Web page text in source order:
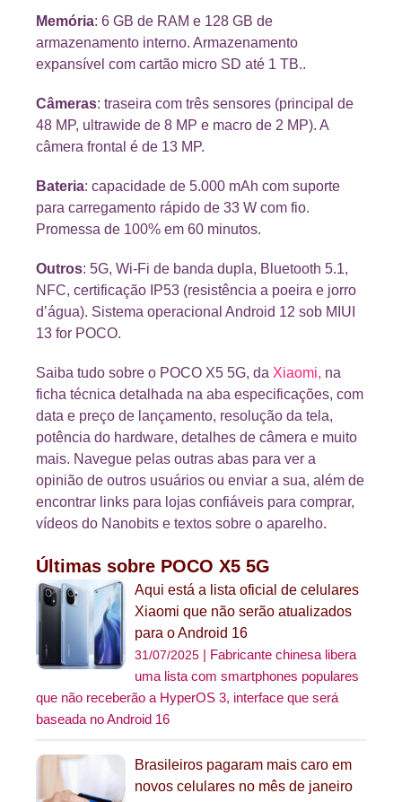
Memória: 6 GB de RAM e 128 GB de
armazenamento interno. Armazenamento
expansível com cartão micro SD até 1 TB..
Câmeras: traseira com três sensores (principal de
48 MP, ultrawide de 8 MP e macro de 2 MP). A
câmera frontal é de 13 MP.
Bateria: capacidade de 5.000 mAh com suporte
para carregamento rápido de 33 W com fio.
Promessa de 100% em 60 minutos.
Outros: 5G, Wi-Fi de banda dupla, Bluetooth 5.1,
NFC, certificação IP53 (resistência a poeira e jorro
d’água). Sistema operacional Android 12 sob MIUI
13 for POCO.
Saiba tudo sobre o POCO X5 5G, da Xiaomi, na
ficha técnica detalhada na aba especificações, com
data e preço de lançamento, resolução da tela,
potência do hardware, detalhes de câmera e muito
mais. Navegue pelas outras abas para ver a
opinião de outros usuários ou enviar a sua, além de
encontrar links para lojas confiáveis para comprar,
vídeos do Nanobits e textos sobre o aparelho.
Últimas sobre POCO X5 5G
Aqui está a lista oficial de celulares
Xiaomi que não serão atualizados
para o Android 16
31/07/2025
Fabricante chinesa libera
uma lista com smartphones populares
que não receberão a HyperOS 3, interface que será
baseada no Android 16
Brasileiros pagaram mais caro em
novos celulares no mês de janeiro